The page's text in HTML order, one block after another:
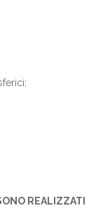
REALIZZATI